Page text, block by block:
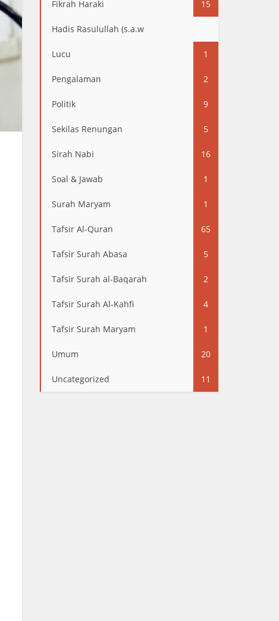
Fikrah Haraki 15
Hadis Rasulullah (s.a.w
Lucu 1
Pengalaman 2
Politik 9
Sekilas Renungan 5
Sirah Nabi 16
Soal & Jawab 1
Surah Maryam 1
Tafsir Al-Quran 65
Tafsir Surah Abasa 5
Tafsir Surah al-Baqarah 2
Tafsir Surah Al-Kahfi 4
Tafsir Surah Maryam 1
Umum 20
Uncategorized 11